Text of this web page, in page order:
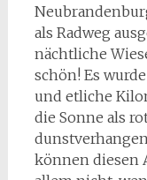
als Radweg
nächtliche
schön! Es
und etliche
die Sonne als
können diesen